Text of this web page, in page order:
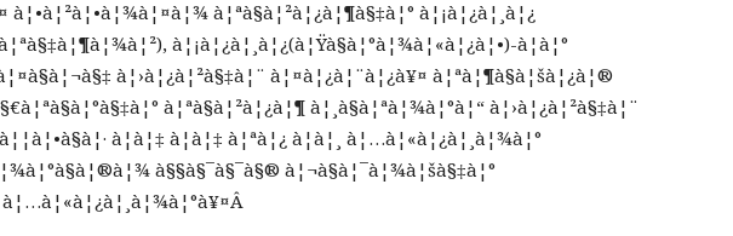
à¦•à¦²à¦•à¦¾à¦¤à¦¾ à¦ªà§à¦²à¦¿à¦¶à§‡à¦° à¦¡à¦¿à¦¸à¦¿
à¦¡à¦¿à¦¸à¦¿(à¦Ÿà§à¦°à¦¾à¦«à¦¿à¦•)-à¦à¦°
à¦›à¦¿à¦²à§‡à¦¨ à¦¤à¦¿à¦¨à¦¿à¥¤ à¦ªà¦¶à§à¦šà¦¿à¦®
à¦ªà§à¦²à¦¿à¦¶ à¦¸à§à¦ªà¦¾à¦°à¦“ à¦›à¦¿à¦²à§‡à¦¨
à¦à¦‡ à¦à¦‡ à¦ªà¦¿ à¦à¦¸ à¦…à¦«à¦¿à¦¸à¦¾à¦°
à§§à§¯à§¯à§® à¦¬à§à¦¯à¦¾à¦šà§‡à¦°
à¦…à¦«à¦¿à¦¸à¦¾à¦°à¥¤Â